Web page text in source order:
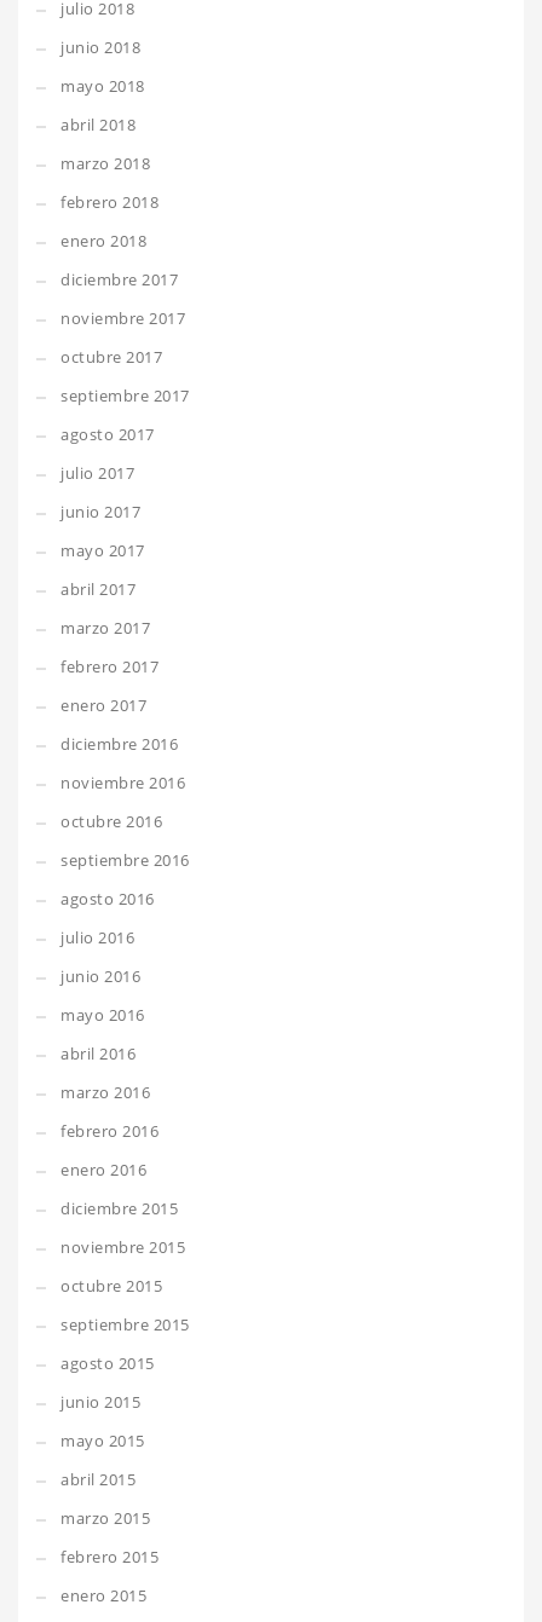
julio 2018
junio 2018
mayo 2018
abril 2018
marzo 2018
febrero 2018
enero 2018
diciembre 2017
noviembre 2017
octubre 2017
septiembre 2017
agosto 2017
julio 2017
junio 2017
mayo 2017
abril 2017
marzo 2017
febrero 2017
enero 2017
diciembre 2016
noviembre 2016
octubre 2016
septiembre 2016
agosto 2016
julio 2016
junio 2016
mayo 2016
abril 2016
marzo 2016
febrero 2016
enero 2016
diciembre 2015
noviembre 2015
octubre 2015
septiembre 2015
agosto 2015
junio 2015
mayo 2015
abril 2015
marzo 2015
febrero 2015
enero 2015